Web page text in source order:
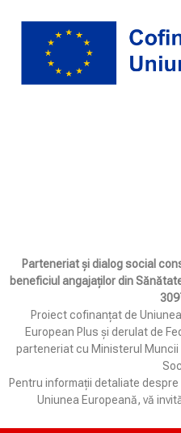
Parteneriat și dialog social
beneficiul angajaților din
Proiect cofinanțat de
European Plus și derulat de
parteneriat cu Ministerul Muncii
Pentru informații detaliate
Uniunea Europeană, vă